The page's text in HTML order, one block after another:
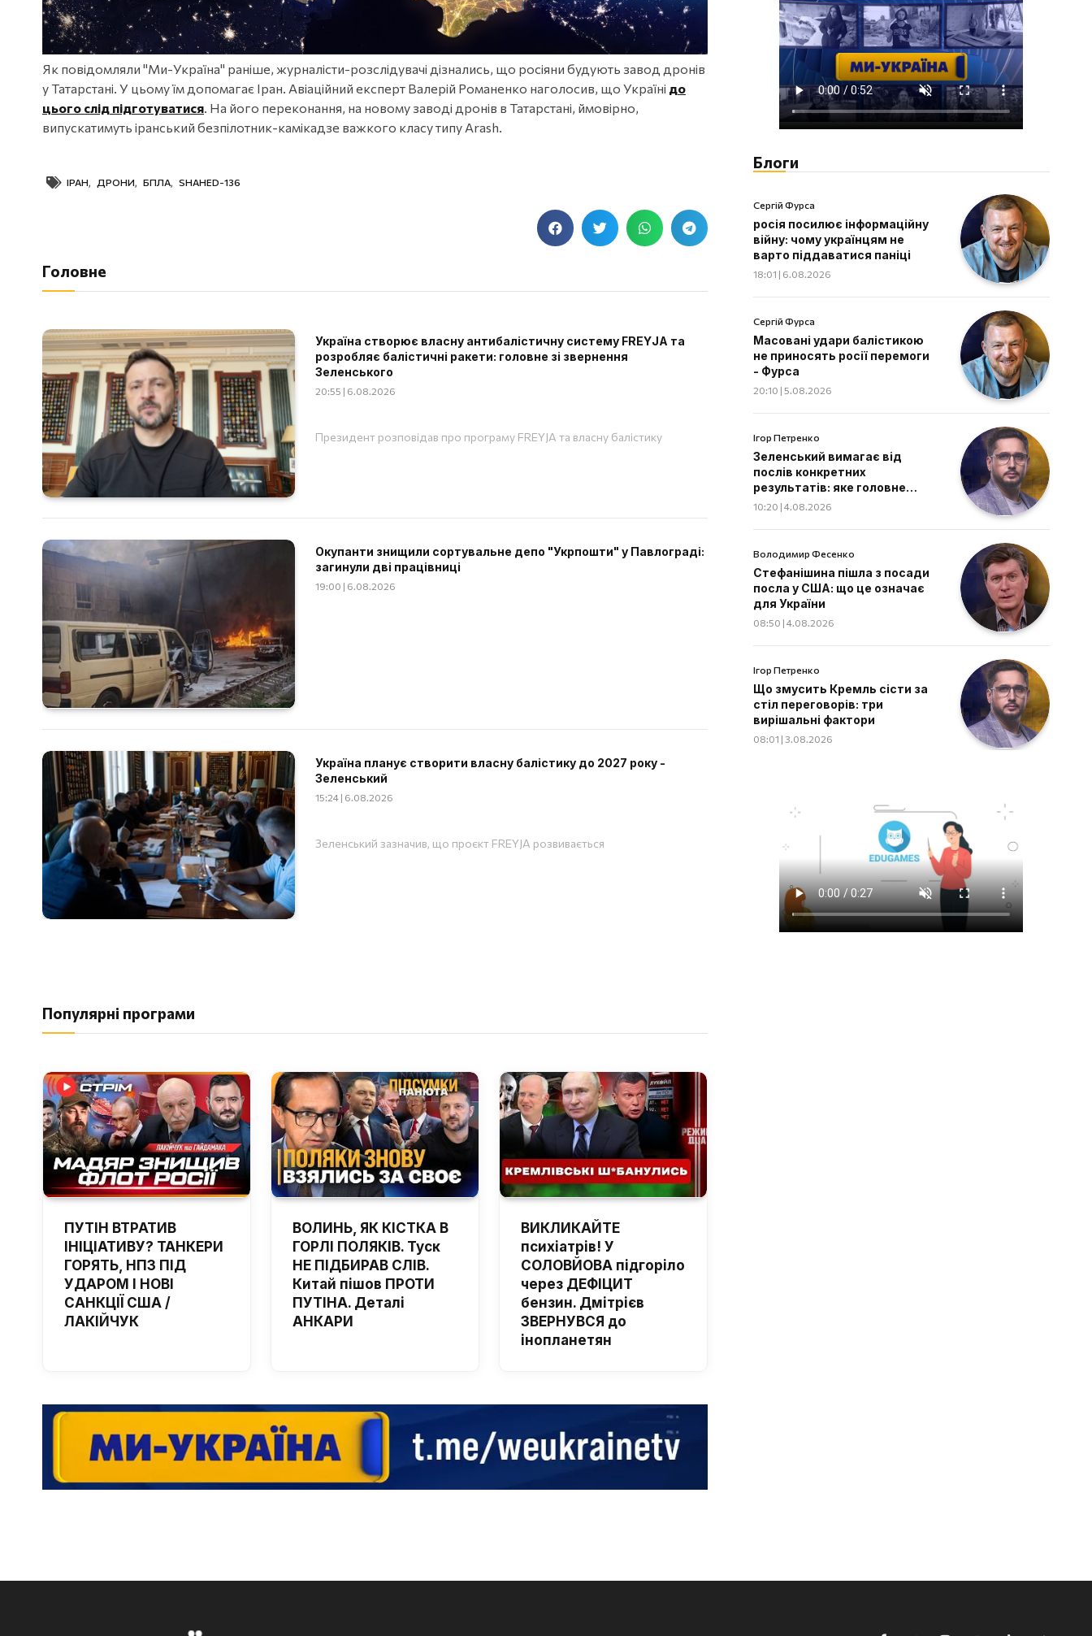
Як повідомляли "Ми-Україна" раніше, журналісти-розслідувачі дізнались, що росіяни будують завод дронів
у Татарстані. У цьому їм допомагає Іран. Авіаційний експерт Валерій Романенко наголосив, що Україні до
цього слід підготуватися. На його переконання, на новому заводі дронів в Татарстані, ймовірно,
випускатимуть іранський безпілотник-камікадзе важкого класу типу Arash.
ІРАН, ДРОНИ, БПЛА, SHAHED-136
Головне
Україна створює власну антибалістичну систему FREYJA та
розробляє балістичні ракети: головне зі звернення
Зеленського
20:55 | 6.08.2026
Президент розповідав про програму FREYJA та власну балістику
Окупанти знищили сортувальне депо "Укрпошти" у Павлограді:
загинули дві працівниці
19:00 | 6.08.2026
Україна планує створити власну балістику до 2027 року -
Зеленський
15:24 | 6.08.2026
Зеленський зазначив, що проєкт FREYJA розвивається
Популярні програми
ПУТІН ВТРАТИВ
ІНІЦІАТИВУ? ТАНКЕРИ
ГОРЯТЬ, НПЗ ПІД
УДАРОМ І НОВІ
САНКЦІЇ США /
ЛАКІЙЧУК
ВОЛИНЬ, ЯК КІСТКА В
ГОРЛІ ПОЛЯКІВ. Туск
НЕ ПІДБИРАВ СЛІВ.
Китай пішов ПРОТИ
ПУТІНА. Деталі
АНКАРИ
ВИКЛИКАЙТЕ
психіатрів! У
СОЛОВЙОВА підгоріло
через ДЕФІЦИТ
бензин. Дмітрієв
ЗВЕРНУВСЯ до
інопланетян
Блоги
Сергій Фурса
росія посилює інформаційну
війну: чому українцям не
варто піддаватися паніці
18:01 | 6.08.2026
Сергій Фурса
Масовані удари балістикою
не приносять росії перемоги
- Фурса
20:10 | 5.08.2026
Ігор Петренко
Зеленський вимагає від
послів конкретних
результатів: яке головне
завдання дипломатів
10:20 | 4.08.2026
Володимир Фесенко
Стефанішина пішла з посади
посла у США: що це означає
для України
08:50 | 4.08.2026
Ігор Петренко
Що змусить Кремль сісти за
стіл переговорів: три
вирішальні фактори
08:01 | 3.08.2026